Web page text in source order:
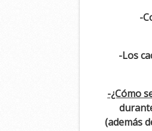
-
-Los
-¿Cómo
(además